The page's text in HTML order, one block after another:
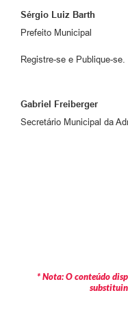
Sérgio Luiz Barth
Prefeito Municipal
Registre-se e Publique-se.
Gabriel Freiberger
Secretário Municipal da
* Nota: O conteúdo